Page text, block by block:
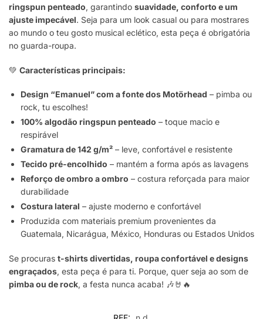
ringspun penteado, garantindo suavidade, conforto e um
ajuste impecável. Seja para um look casual ou para mostrares
ao mundo o teu gosto musical eclético, esta peça é obrigatória
no guarda-roupa.
💚 Características principais:
Design “Emanuel” com a fonte dos Motörhead – pimba ou
rock, tu escolhes!
100% algodão ringspun penteado – toque macio e
respirável
Gramatura de 142 g/m² – leve, confortável e resistente
Tecido pré-encolhido – mantém a forma após as lavagens
Reforço de ombro a ombro – costura reforçada para maior
durabilidade
Costura lateral – ajuste moderno e confortável
Produzida com materiais premium provenientes da
Guatemala, Nicarágua, México, Honduras ou Estados Unidos
Se procuras t-shirts divertidas, roupa confortável e designs
engraçados, esta peça é para ti. Porque, quer seja ao som de
pimba ou de rock, a festa nunca acaba! 🎶🤘🔥